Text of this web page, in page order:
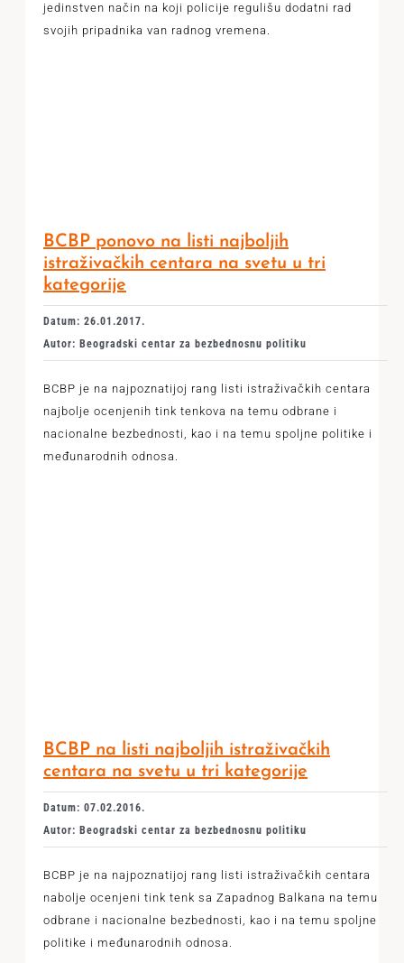
jedinstven način na koji policije regulišu dodatni rad
svojih pripadnika van radnog vremena.
BCBP ponovo na listi najboljih
istraživačkih centara na svetu u tri
kategorije
Datum: 26.01.2017.
Autor: Beogradski centar za bezbednosnu politiku
BCBP je na najpoznatijoj rang listi istraživačkih centara
najbolje ocenjenih tink tenkova na temu odbrane i
nacionalne bezbednosti, kao i na temu spoljne politike i
međunarodnih odnosa.
BCBP na listi najboljih istraživačkih
centara na svetu u tri kategorije
Datum: 07.02.2016.
Autor: Beogradski centar za bezbednosnu politiku
BCBP je na najpoznatijoj rang listi istraživačkih centara
nabolje ocenjeni tink tenk sa Zapadnog Balkana na temu
odbrane i nacionalne bezbednosti, kao i na temu spoljne
politike i međunarodnih odnosa.